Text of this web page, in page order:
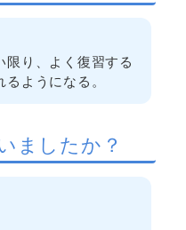
り、よく復習する
ようになる。
ましたか？